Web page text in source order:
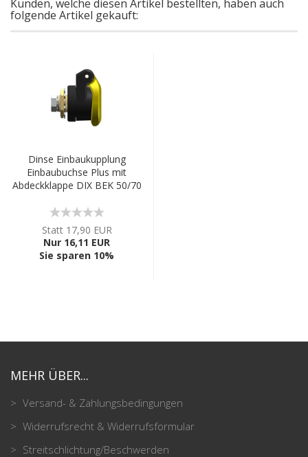
Kunden, welche diesen Artikel bestellten, haben auch
folgende Artikel gekauft:
Dinse Einbaukupplung
Einbaubuchse Plus mit
Abdeckklappe DIX BEK 50/70
Statt 17,90 EUR
Nur 16,11 EUR
Sie sparen 10%
MEHR ÜBER...
Versand- & Zahlungsbedingungen
Widerrufsrecht & Widerrufsformular
Streitschlichtung/Beschwerden